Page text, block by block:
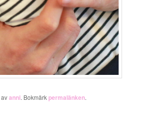
avanni. Bokmärkpermalänken.